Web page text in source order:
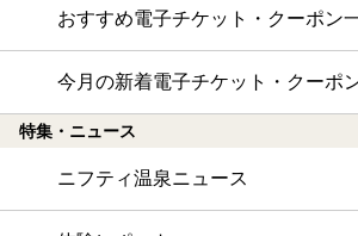
おすすめ電子チケット・クーポン
今月の新着電子チケット・クーポ
特集・ニュース
ニフティ温泉ニュース